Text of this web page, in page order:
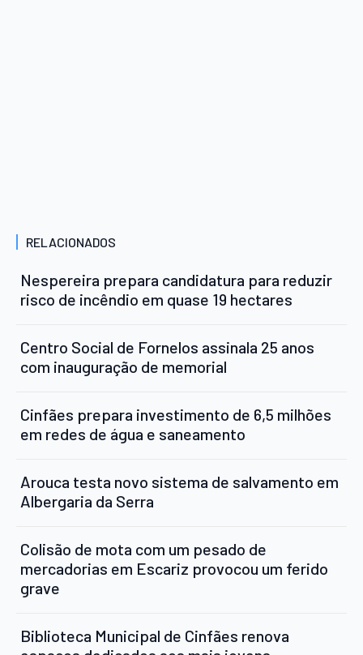
RELACIONADOS
Nespereira prepara candidatura para reduzir
risco de incêndio em quase 19 hectares
Centro Social de Fornelos assinala 25 anos
com inauguração de memorial
Cinfães prepara investimento de 6,5 milhões
em redes de água e saneamento
Arouca testa novo sistema de salvamento em
Albergaria da Serra
Colisão de mota com um pesado de
mercadorias em Escariz provocou um ferido
grave
Biblioteca Municipal de Cinfães renova